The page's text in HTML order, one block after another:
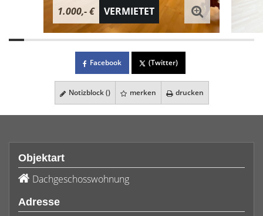
1.000,- € VERMIETET
Facebook (Twitter)
Notizblock () merken drucken
Objektart
Dachgeschosswohnung
Adresse